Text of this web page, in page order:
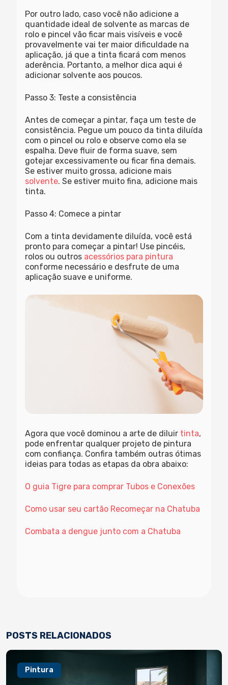
Por outro lado, caso você não adicione a
quantidade ideal de solvente as marcas de
rolo e pincel vão ficar mais visíveis e você
provavelmente vai ter maior dificuldade na
aplicação, já que a tinta ficará com menos
aderência. Portanto, a melhor dica aqui é
adicionar solvente aos poucos.
Passo 3: Teste a consistência
Antes de começar a pintar, faça um teste de
consistência. Pegue um pouco da tinta diluída
com o pincel ou rolo e observe como ela se
espalha. Deve fluir de forma suave, sem
gotejar excessivamente ou ficar fina demais.
Se estiver muito grossa, adicione mais
solvente. Se estiver muito fina, adicione mais
tinta.
Passo 4: Comece a pintar
Com a tinta devidamente diluída, você está
pronto para começar a pintar! Use pincéis,
rolos ou outros acessórios para pintura
conforme necessário e desfrute de uma
aplicação suave e uniforme.
Agora que você dominou a arte de diluir tinta,
pode enfrentar qualquer projeto de pintura
com confiança. Confira também outras ótimas
ideias para todas as etapas da obra abaixo:
O guia Tigre para comprar Tubos e Conexões
Como usar seu cartão Recomeçar na Chatuba
Combata a dengue junto com a Chatuba
POSTS RELACIONADOS
Pintura